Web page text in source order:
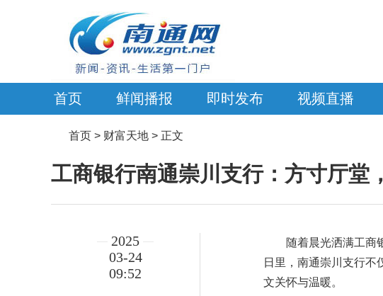
首页 鲜闻播报 即时发布 视频直播
首页 > 财富天地 > 正文
工商银行南通崇川支行：方寸厅堂
2025
03-24
09:52
随着晨光洒满工商
日里，南通崇川支行不
文关怀与温暖。